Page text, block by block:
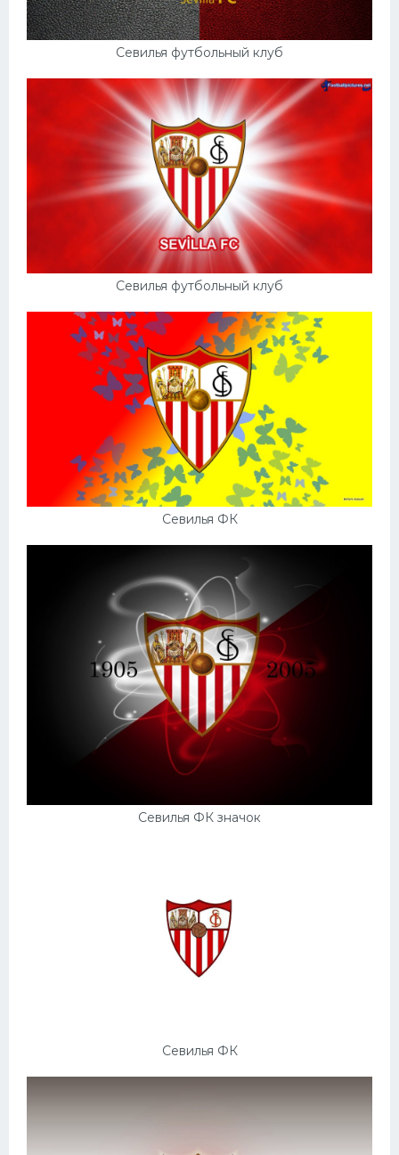
Севилья футбольный клуб
Севилья футбольный клуб
Севилья ФК
Севилья ФК значок
Севилья ФК